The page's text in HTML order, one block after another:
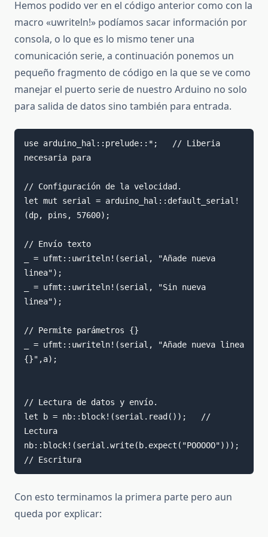
Hemos podido ver en el código anterior como con la
macro «uwriteln!» podíamos sacar información por
consola, o lo que es lo mismo tener una
comunicación serie, a continuación ponemos un
pequeño fragmento de código en la que se ve como
manejar el puerto serie de nuestro Arduino no solo
para salida de datos sino también para entrada.
use arduino_hal::prelude::*;   // Liberia
necesaria para
// Configuración de la velocidad.
let mut serial = arduino_hal::default_serial!
(dp, pins, 57600);
// Envío texto
_ = ufmt::uwriteln!(serial, "Añade nueva
linea");
_ = ufmt::uwriteln!(serial, "Sin nueva
linea");
// Permite parámetros {}
_ = ufmt::uwriteln!(serial, "Añade nueva linea
{}",a);
// Lectura de datos y envío.
let b = nb::block!(serial.read());   //
Lectura
nb::block!(serial.write(b.expect("POOOOO")));
// Escritura
Con esto terminamos la primera parte pero aun
queda por explicar: